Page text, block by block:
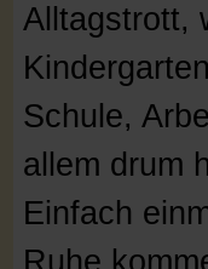
Alltagstrott,
Schule,
allem drum
Einfach
Ruhe